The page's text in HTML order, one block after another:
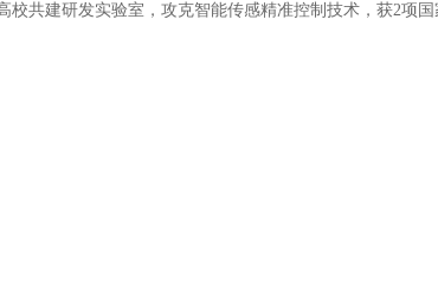
共建研发实验室，攻克智能传感精准控制技术，获2项国